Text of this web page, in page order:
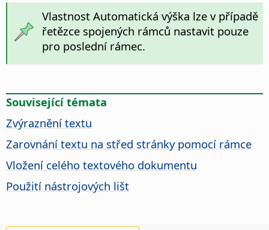
Vlastnost Automatická výška lze v případě
řetězce spojených rámců nastavit pouze
pro poslední rámec.
Související témata
Zvýraznění textu
Zarovnání textu na střed stránky pomocí rámce
Vložení celého textového dokumentu
Použití nástrojových lišt